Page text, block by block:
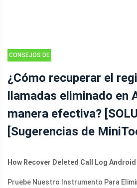
CONSEJOS DE
DE ARCHIVOS
DE ANDROID
¿Cómo recuperar el
llamadas eliminado en
manera efectiva?
[Sugerencias de
How Recover Deleted Call Log
Pruebe Nuestro Instrumento Para